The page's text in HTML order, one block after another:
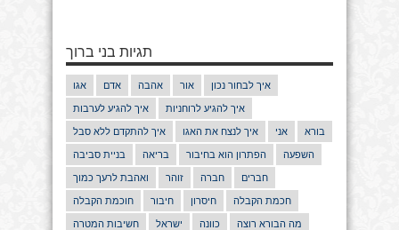
תגיות בני ברוך
אגו אדם אהבה אור איך לבחור נכון
איך להגיע לערבות איך להגיע לרוחניות
איך להתקדם ללא סבל איך לנצח את האגו אני בורא
בניית סביבה בריאה הפתרון הוא בחיבור השפעה
ואהבת לרעך כמוך זוהר חברה חברים
חוכמת הקבלה חיבור חיסרון חכמת הקבלה
חשיבות המטרה ישראל כוונה מה הבורא רוצה